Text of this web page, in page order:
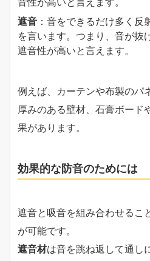
遮音 ：音をできるだけ多く反
を言います。つまり、音が抜
遮音性が高いと言えます。
例えば、カーテンや布製のパ
厚みのある壁材、石膏ボード
果があります。
効果的な防音のためには
遮音と吸音を組み合わせるこ
が可能です。
遮音材は音を跳ね返して通し